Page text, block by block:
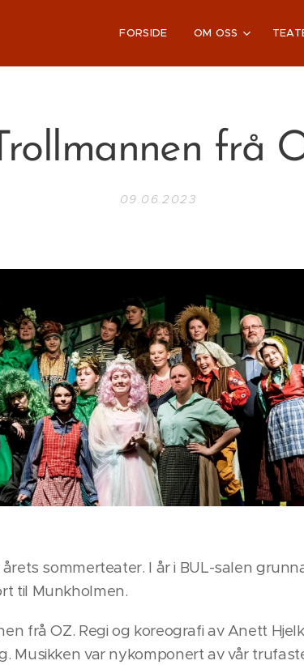
FORSIDE OM OSS
frå
09.06.2023
sommerteater. I år i BUL-salen
til Munkholmen.
frå OZ. Regi og koreografi av Anett
Musikken var nykomponert av vår